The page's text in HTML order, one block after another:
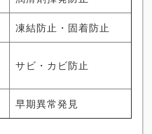
凍結防止・固着防止
サビ・カビ防止
早期異常発見